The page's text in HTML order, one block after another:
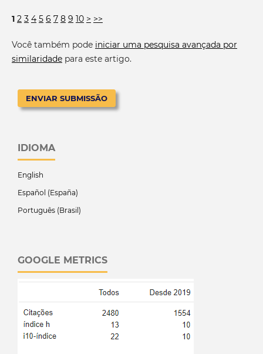
1 2 3 4 5 6 7 8 9 10 > >>
Você também pode iniciar uma pesquisa avançada por
similaridadepara este artigo.
ENVIAR SUBMISSÃO
IDIOMA
English
Español (España)
Português (Brasil)
GOOGLE METRICS